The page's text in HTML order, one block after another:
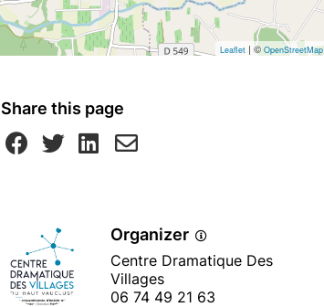
Leaflet | © OpenStreetMap
Share this page
Organizer
Centre Dramatique Des
Villages
06 74 49 21 63